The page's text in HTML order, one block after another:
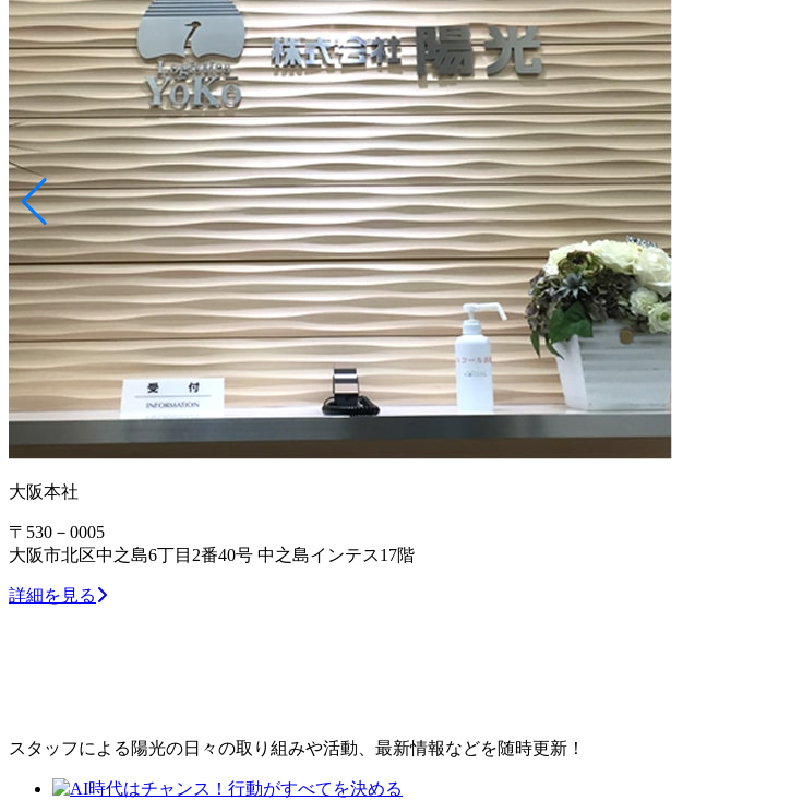
大阪本社
〒530－0005
大阪市北区中之島6丁目2番40号 中之島インテス17階
詳細を見る
スタッフによる陽光の日々の取り組みや活動、最新情報などを随時更新！